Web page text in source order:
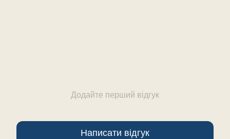
Додайте перший відгук
Написати відгук